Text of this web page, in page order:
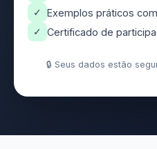
✓ Exemplos práticos
✓ Certificado de
🔒 Seus dados estão